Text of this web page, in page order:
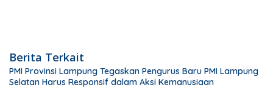
Berita Terkait
PMI Provinsi Lampung Tegaskan Pengurus Baru PMI Lampung
Selatan Harus Responsif dalam Aksi Kemanusiaan